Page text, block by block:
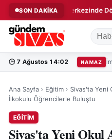
SON DAKİKA
◆ Kent Merkezinde
🕒 7 Ağustos 14:02 NAMAZ
Ana Sayfa › Eğitim › Sivas'ta Yeni
İlkokulu Öğrencilerle Buluştu
EĞITIM
Sivas'ta Yeni Okul